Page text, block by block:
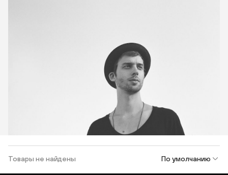
Товары не найдены По умолчанию